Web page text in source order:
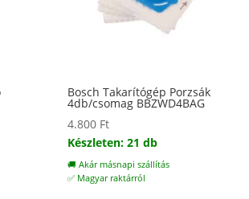
Bosch Takarítógép Porzsák
4db/csomag BBZWD4BAG
4.800 Ft
Készleten: 21 db
🚚 Akár másnapi szállítás
✅ Magyar raktárról